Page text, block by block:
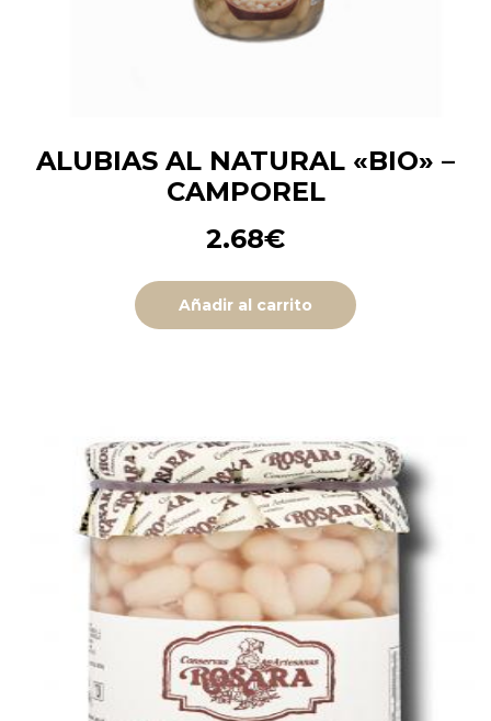
ALUBIAS AL NATURAL «BIO» –
CAMPOREL
2.68€
Añadir al carrito